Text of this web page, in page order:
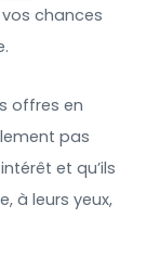
chances
offres en
pas
et qu’ils
à leurs yeux,